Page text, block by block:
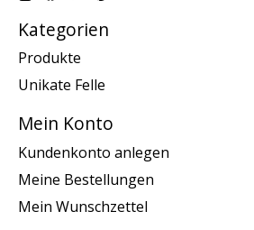
Kategorien
Produkte
Unikate Felle
Mein Konto
Kundenkonto anlegen
Meine Bestellungen
Mein Wunschzettel